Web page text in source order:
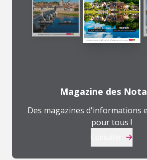
Magazine des
Des magazines d'informations
pour tous !